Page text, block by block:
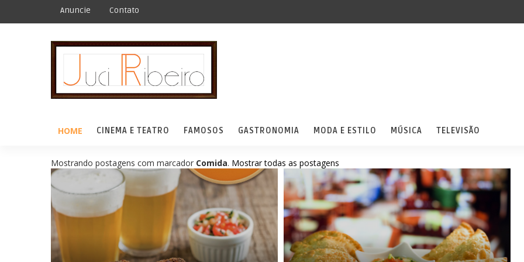
Anuncie Contato
HOME CINEMA E TEATRO FAMOSOS GASTRONOMIA MODA E ESTILO MÚSICA TELEVISÃO
Mostrando postagens com marcador Comida. Mostrar todas as postagens